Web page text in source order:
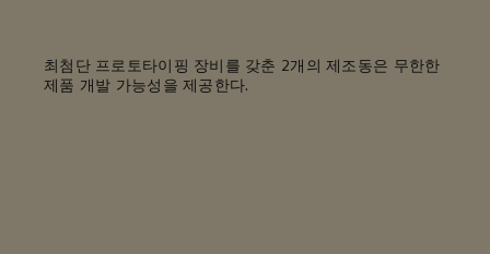
최첨단 프로토타이핑 장비를 갖춘 2개의 제조동은 무한한
제품 개발 가능성을 제공한다.